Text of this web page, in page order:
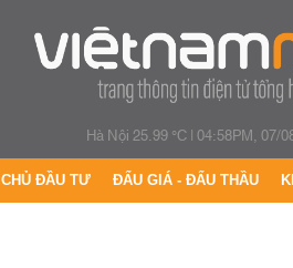
Hà Nội 25.99 °C|04:58PM, 07/
CHỦ ĐẦU TƯ ĐẤU GIÁ - ĐẤU THẦU